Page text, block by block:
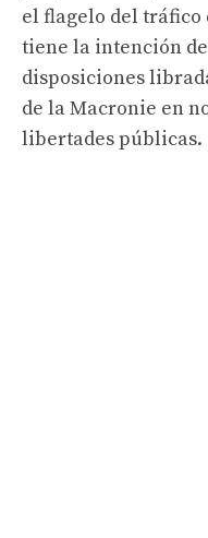
el flagelo del tráfico
tiene la intención
disposiciones
de la Macronie en
libertades públicas.